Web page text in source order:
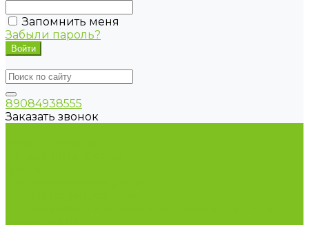
Запомнить меня
Забыли пароль?
89084938555
Заказать звонок